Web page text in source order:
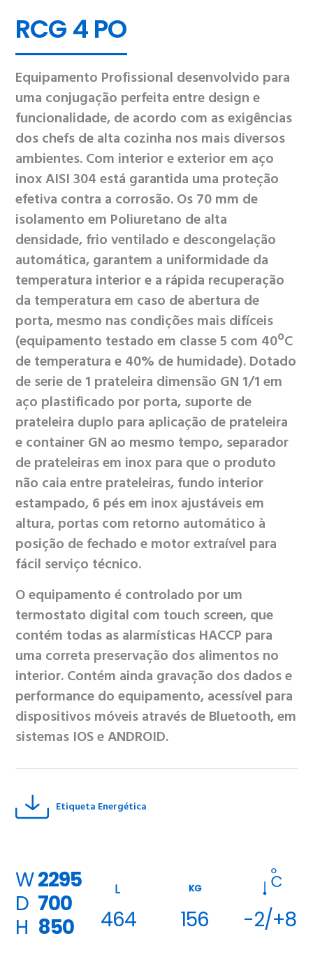
RCG 4 PO
Equipamento Profissional desenvolvido para
uma conjugação perfeita entre design e
funcionalidade, de acordo com as exigências
dos chefs de alta cozinha nos mais diversos
ambientes. Com interior e exterior em aço
inox AISI 304 está garantida uma proteção
efetiva contra a corrosão. Os 70 mm de
isolamento em Poliuretano de alta
densidade, frio ventilado e descongelação
automática, garantem a uniformidade da
temperatura interior e a rápida recuperação
da temperatura em caso de abertura de
porta, mesmo nas condições mais difíceis
(equipamento testado em classe 5 com 40ºC
de temperatura e 40% de humidade). Dotado
de serie de 1 prateleira dimensão GN 1/1 em
aço plastificado por porta, suporte de
prateleira duplo para aplicação de prateleira
e container GN ao mesmo tempo, separador
de prateleiras em inox para que o produto
não caia entre prateleiras, fundo interior
estampado, 6 pés em inox ajustáveis em
altura, portas com retorno automático à
posição de fechado e motor extraível para
fácil serviço técnico.
O equipamento é controlado por um
termostato digital com touch screen, que
contém todas as alarmísticas HACCP para
uma correta preservação dos alimentos no
interior. Contém ainda gravação dos dados e
performance do equipamento, acessível para
dispositivos móveis através de Bluetooth, em
sistemas IOS e ANDROID.
Etiqueta Energética
W2295
D 700
H 850 464
KG
156 -2/+8